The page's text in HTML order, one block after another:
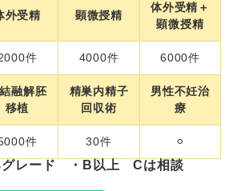
外受精 顕微授精
体外受精＋
顕微授精
件 4000件 6000件
融解胚
移植
精巣内精子
回収術
男性不妊治
療
件 30件 ⚪︎
グレード ・B以上 Cは相談